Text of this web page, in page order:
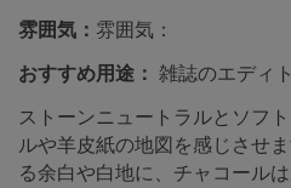
雰囲気： 雰囲気：
おすすめ用途： 雑誌のエディ
ストーンニュートラルとソフ
ルや羊皮紙の地図を感じさせ
る余白や白地に、チャコール